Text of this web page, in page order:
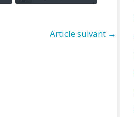
Article suivant →